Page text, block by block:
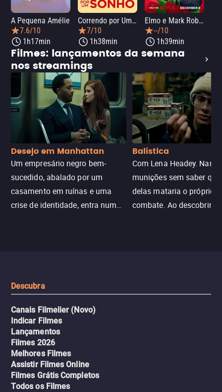
A Pequena Amélie
7.6/10
1h17min
Correndo por Um Sonho
7/10
1h38min
Elmo e Mark Rober na Oficina de Natal
--/10
1h39min
Filmes: lançamentos da semana
nos streamings
Desejo em Manhattan
Um empresário negro bem-
sucedido, abalado por um
casamento em ruínas e uma
crise de identidade, entra num
Balística
Com Lena Headey.
munições sem saber
delas mataria o próprio
combate. Ao descobrir a
Descubra
Canais Filmelier (Novo)
Indicar Filmes
Lançamentos
Filmes 2026
Melhores Filmes
Assistir Filmes Online
Filmes Grátis Completos
Todos os Filmes